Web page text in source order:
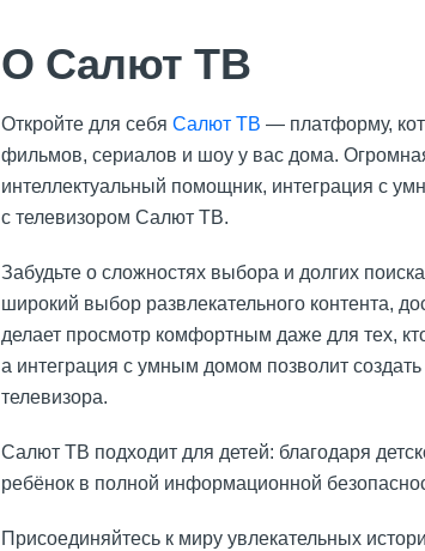
О Салют ТВ
Откройте для себя Салют ТВ — платформу,
фильмов, сериалов и шоу у вас дома.
интеллектуальный помощник, интеграция с
с телевизором Салют ТВ.
Забудьте о сложностях выбора и долгих
широкий выбор развлекательного контента,
делает просмотр комфортным даже для тех,
а интеграция с умным домом позволит
телевизора.
Салют ТВ подходит для детей: благодаря
ребёнок в полной информационной
Присоединяйтесь к миру увлекательных